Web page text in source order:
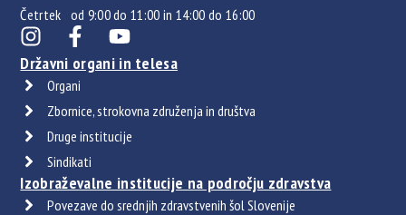
Četrtek od 9:00 do 11:00 in 14:00 do 16:00
Državni organi in telesa
Organi
Zbornice, strokovna združenja in društva
Druge institucije
Sindikati
Izobraževalne institucije na področju zdravstva
Povezave do srednjih zdravstvenih šol Slovenije